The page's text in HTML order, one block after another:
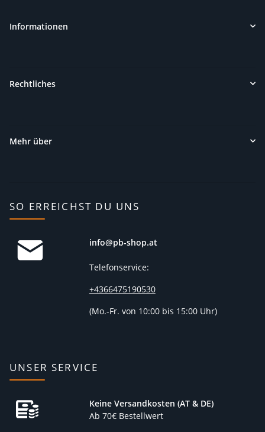
Informationen
Rechtliches
Mehr über
SO ERREICHST DU UNS
info@pb-shop.at
Telefonservice:
+4366475190530
(Mo.-Fr. von 10:00 bis 15:00 Uhr)
UNSER SERVICE
Keine Versandkosten (AT & DE)
Ab 70€ Bestellwert